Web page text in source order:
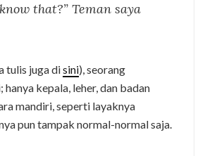
that?” Teman saya
tulis juga disini), seorang
kepala, leher, dan badan
mandiri, seperti layaknya
pun tampak normal-normal saja.